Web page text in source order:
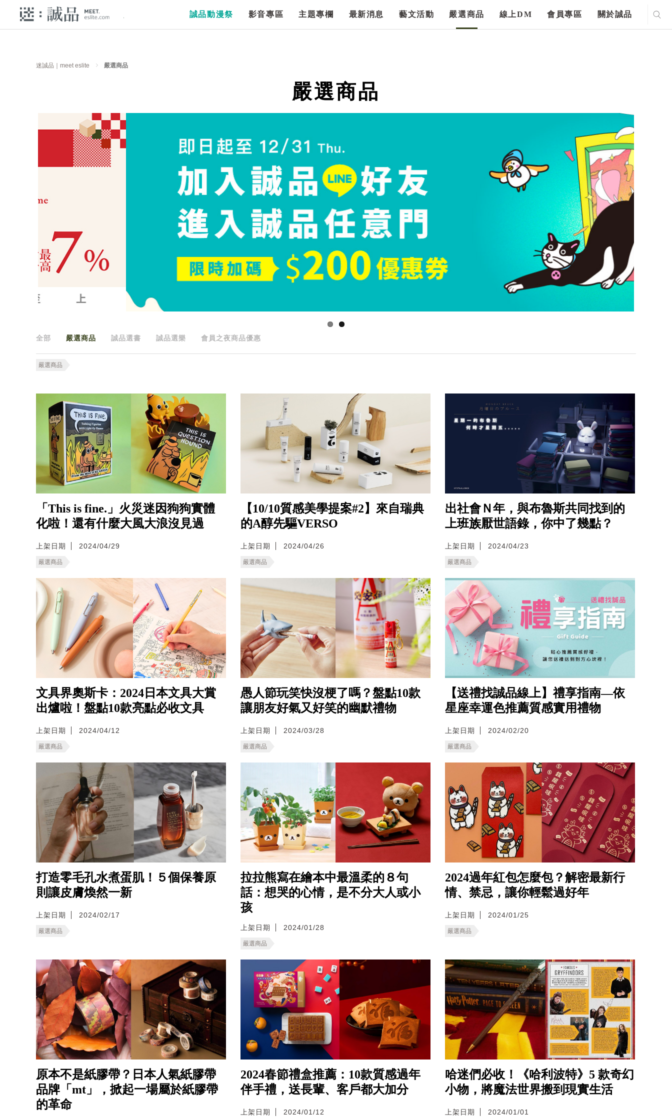
誠品動漫祭 影音專區 主題專欄 最新消息 藝文活動 嚴選商品 線上DM 會員專區 關於誠品
迷誠品｜meet eslite 嚴選商品
嚴選商品
全部 嚴選商品 誠品選書 誠品選樂 會員之夜商品優惠
嚴選商品
「This is fine.」火災迷因狗狗實體
化啦！還有什麼大風大浪沒見過
上架日期 2024/04/29
嚴選商品
【10/10質感美學提案#2】來自瑞典
的A醇先驅VERSO
上架日期 2024/04/26
嚴選商品
出社會Ｎ年，與布魯斯共同找到的
上班族厭世語錄，你中了幾點？
上架日期 2024/04/23
嚴選商品
文具界奧斯卡：2024日本文具大賞
出爐啦！盤點10款亮點必收文具
上架日期 2024/04/12
嚴選商品
愚人節玩笑快沒梗了嗎？盤點10款
讓朋友好氣又好笑的幽默禮物
上架日期 2024/03/28
嚴選商品
【送禮找誠品線上】禮享指南—依
星座幸運色推薦質感實用禮物
上架日期 2024/02/20
嚴選商品
打造零毛孔水煮蛋肌！５個保養原
則讓皮膚煥然一新
上架日期 2024/02/17
嚴選商品
拉拉熊寫在繪本中最溫柔的８句
話：想哭的心情，是不分大人或小
孩
上架日期 2024/01/28
嚴選商品
2024過年紅包怎麼包？解密最新行
情、禁忌，讓你輕鬆過好年
上架日期 2024/01/25
嚴選商品
原本不是紙膠帶？日本人氣紙膠帶
品牌「mt」，掀起一場屬於紙膠帶
的革命
2024春節禮盒推薦：10款質感過年
伴手禮，送長輩、客戶都大加分
上架日期 2024/01/12
哈迷們必收！《哈利波特》5 款奇幻
小物，將魔法世界搬到現實生活
上架日期 2024/01/01